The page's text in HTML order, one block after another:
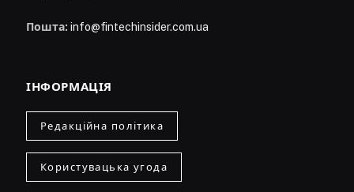
Пошта: info@fintechinsider.com.ua
ІНФОРМАЦІЯ
Редакційна політика
Користувацька угода